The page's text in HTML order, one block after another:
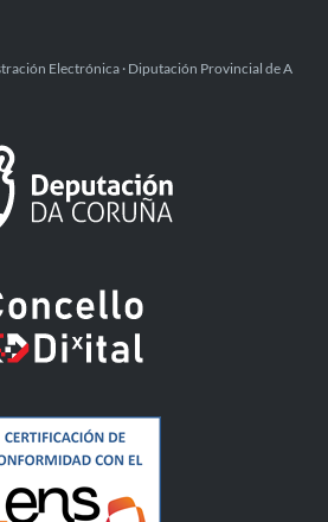
Electrónica · Diputación Provincial de A